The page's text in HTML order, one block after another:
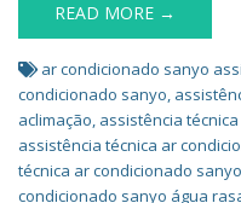
READ MORE →
ar condicionado sanyo
condicionado sanyo,
aclimação, assistência
assistência técnica ar
técnica ar condicionado
condicionado sanyo água